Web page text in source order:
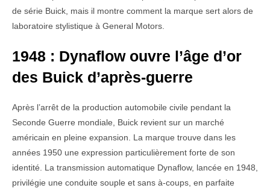
de série Buick, mais il montre comment la marque sert alors de
laboratoire stylistique à General Motors.
1948 : Dynaflow ouvre l’âge d’or
des Buick d’après-guerre
Après l’arrêt de la production automobile civile pendant la
Seconde Guerre mondiale, Buick revient sur un marché
américain en pleine expansion. La marque trouve dans les
années 1950 une expression particulièrement forte de son
identité. La transmission automatique Dynaflow, lancée en 1948,
privilégie une conduite souple et sans à-coups, en parfaite